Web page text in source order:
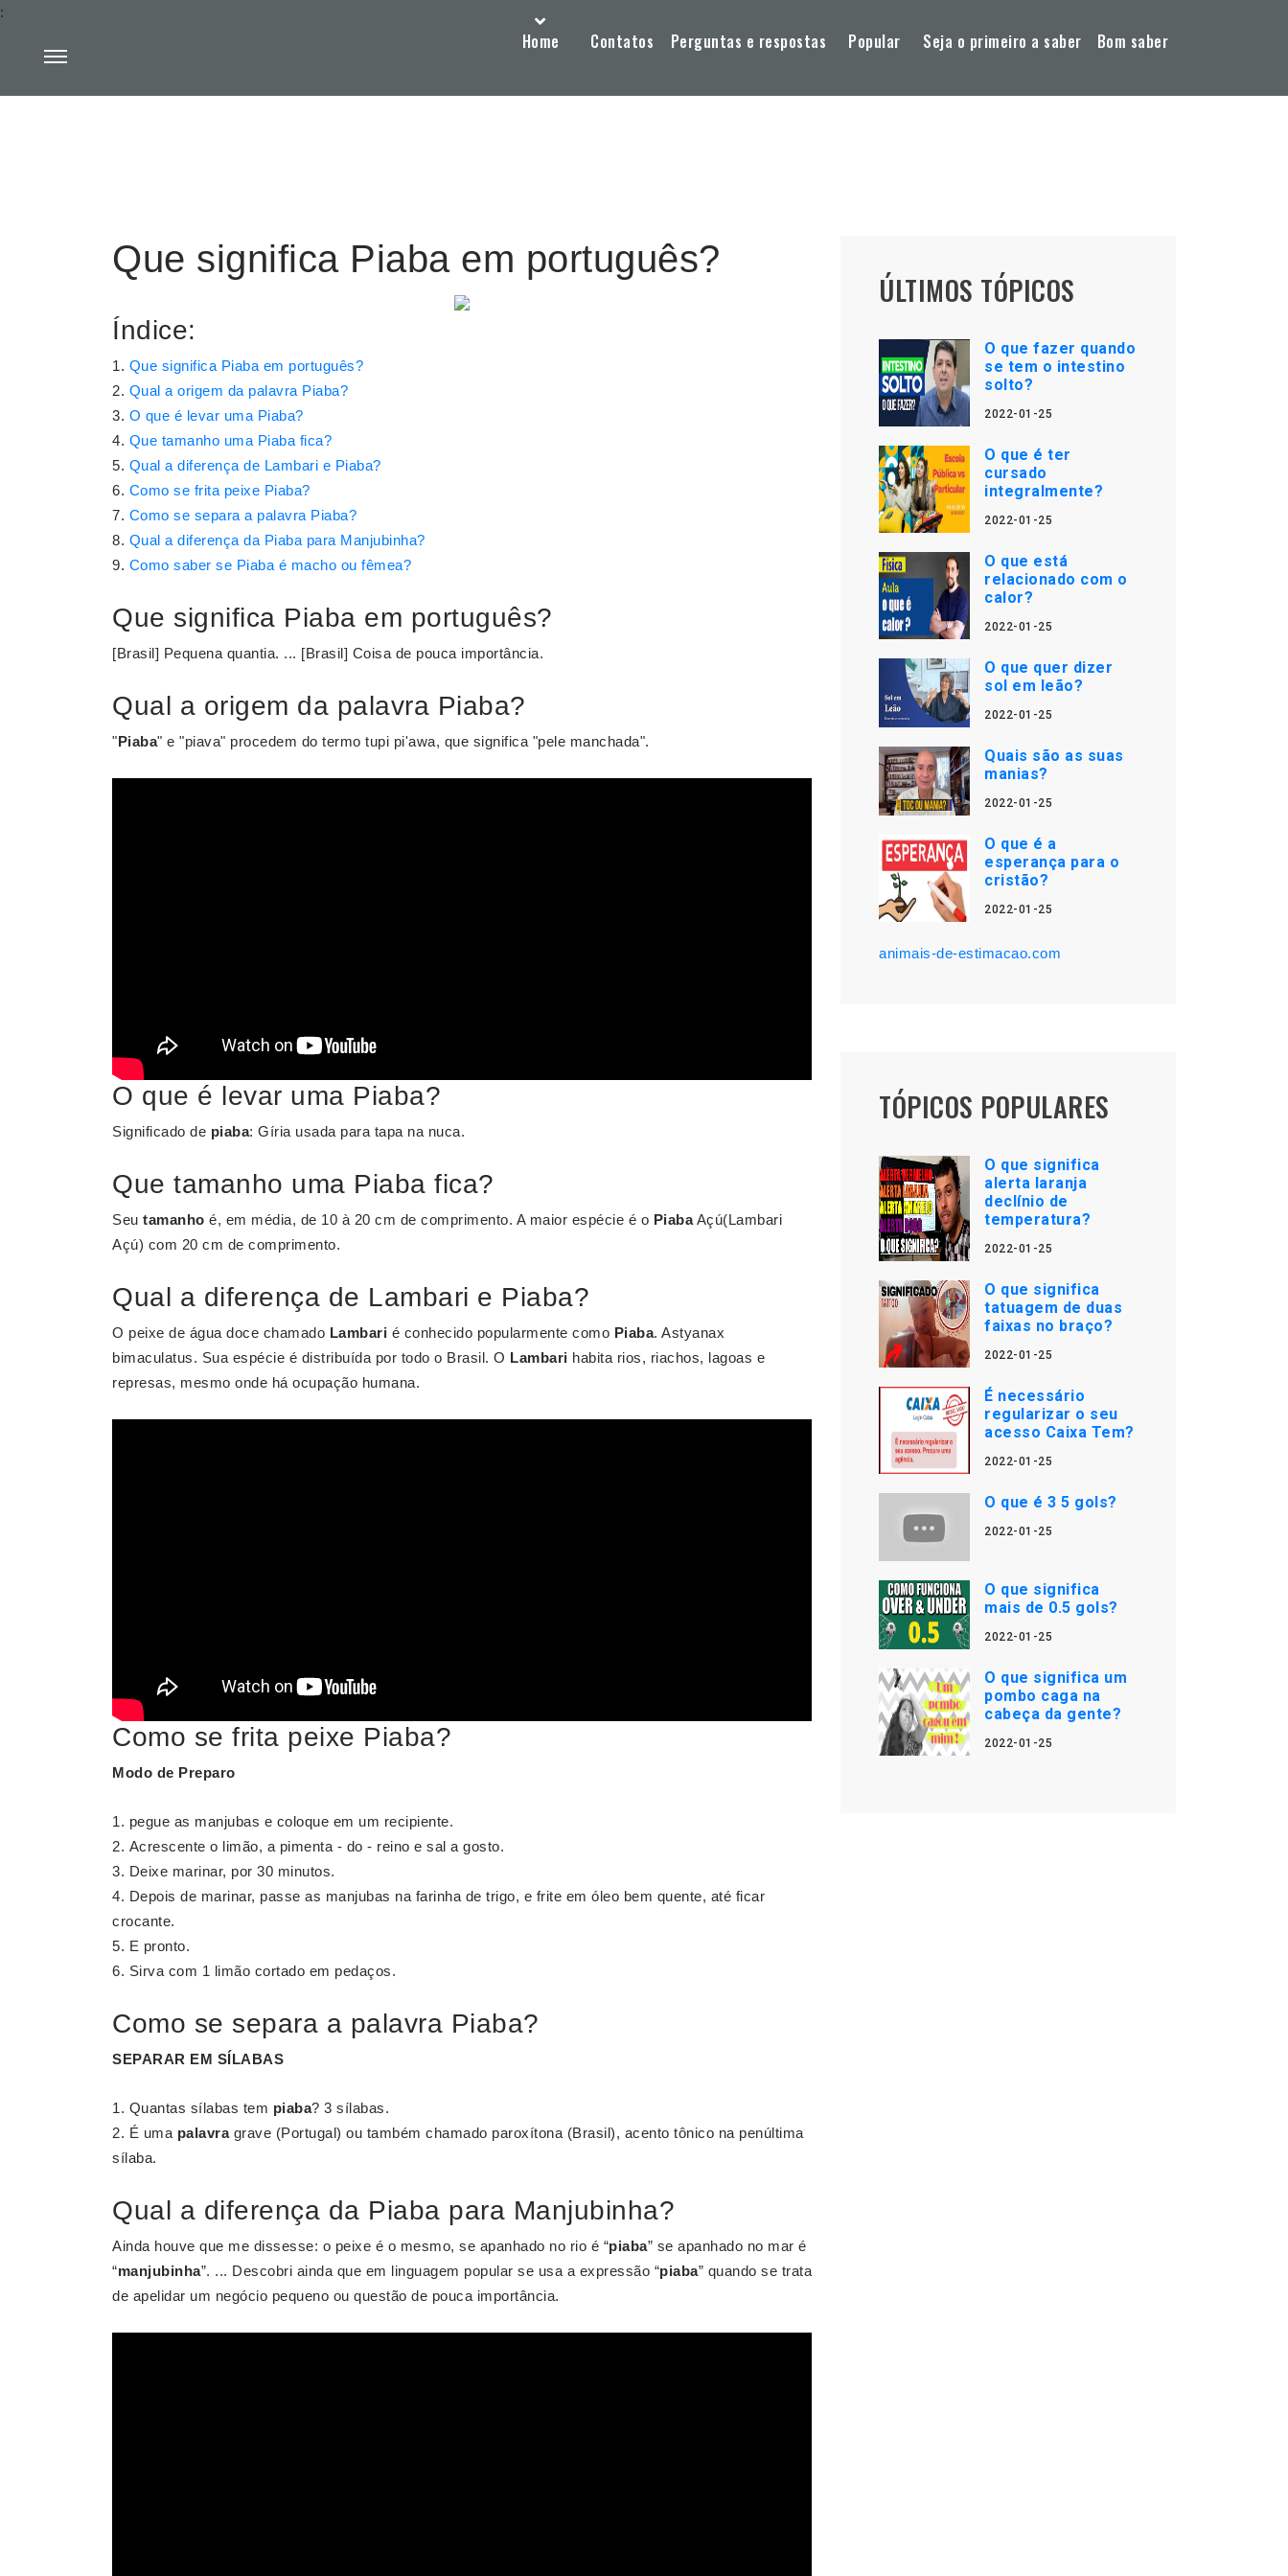
Home Contatos Perguntas e respostas Popular Seja o primeiro a saber Bom saber
:
Que significa Piaba em português?
Índice:
Que significa Piaba em português?
Qual a origem da palavra Piaba?
O que é levar uma Piaba?
Que tamanho uma Piaba fica?
Qual a diferença de Lambari e Piaba?
Como se frita peixe Piaba?
Como se separa a palavra Piaba?
Qual a diferença da Piaba para Manjubinha?
Como saber se Piaba é macho ou fêmea?
Que significa Piaba em português?
[Brasil] Pequena quantia. ... [Brasil] Coisa de pouca importância.
Qual a origem da palavra Piaba?
"Piaba" e "piava" procedem do termo tupi pi'awa, que significa "pele manchada".
O que é levar uma Piaba?
Significado de piaba: Gíria usada para tapa na nuca.
Que tamanho uma Piaba fica?
Seu tamanho é, em média, de 10 à 20 cm de comprimento. A maior espécie é o PiabaAçú(Lambari
Açú) com 20 cm de comprimento.
Qual a diferença de Lambari e Piaba?
O peixe de água doce chamado Lambari é conhecido popularmente como Piaba. Astyanax
bimaculatus. Sua espécie é distribuída por todo o Brasil. O Lambari habita rios, riachos, lagoas e
represas, mesmo onde há ocupação humana.
Como se frita peixe Piaba?
Modo de Preparo
pegue as manjubas e coloque em um recipiente.
Acrescente o limão, a pimenta - do - reino e sal a gosto.
Deixe marinar, por 30 minutos.
Depois de marinar, passe as manjubas na farinha de trigo, e frite em óleo bem quente, até ficar
crocante.
E pronto.
Sirva com 1 limão cortado em pedaços.
Como se separa a palavra Piaba?
SEPARAR EM SÍLABAS
Quantas sílabas tem piaba? 3 sílabas.
É uma palavragrave (Portugal) ou também chamado paroxítona (Brasil), acento tônico na penúltima
sílaba.
Qual a diferença da Piaba para Manjubinha?
Ainda houve que me dissesse: o peixe é o mesmo, se apanhado no rio é “piaba” se apanhado no mar é
“manjubinha”. ... Descobri ainda que em linguagem popular se usa a expressão “piaba” quando se trata
de apelidar um negócio pequeno ou questão de pouca importância.
ÚLTIMOS TÓPICOS
O que fazer quando
se tem o intestino
solto?
2022-01-25
O que é ter
cursado
integralmente?
2022-01-25
O que está
relacionado com o
calor?
2022-01-25
O que quer dizer
sol em leão?
2022-01-25
Quais são as suas
manias?
2022-01-25
O que é a
esperança para o
cristão?
2022-01-25
animais-de-estimacao.com
TÓPICOS POPULARES
O que significa
alerta laranja
declínio de
temperatura?
2022-01-25
O que significa
tatuagem de duas
faixas no braço?
2022-01-25
É necessário
regularizar o seu
acesso Caixa Tem?
2022-01-25
O que é 3 5 gols?
2022-01-25
O que significa
mais de 0.5 gols?
2022-01-25
O que significa um
pombo caga na
cabeça da gente?
2022-01-25